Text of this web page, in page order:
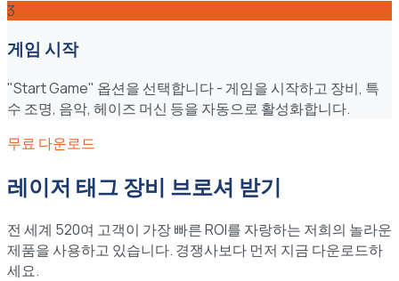
3
게임 시작
"Start Game" 옵션을 선택합니다 - 게임을 시작하고 장비, 특
수 조명, 음악, 헤이즈 머신 등을 자동으로 활성화합니다.
무료 다운로드
레이저 태그 장비 브로셔 받기
전 세계 520여 고객이 가장 빠른 ROI를 자랑하는 저희의 놀라운
제품을 사용하고 있습니다. 경쟁사보다 먼저 지금 다운로드하
세요.